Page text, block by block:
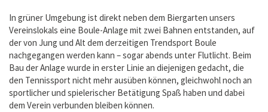
In grüner Umgebung ist direkt neben dem Biergarten unsers
Vereinslokals eine Boule-Anlage mit zwei Bahnen entstanden, auf
der von Jung und Alt dem derzeitigen Trendsport Boule
nachgegangen werden kann – sogar abends unter Flutlicht. Beim
Bau der Anlage wurde in erster Linie an diejenigen gedacht, die
den Tennissport nicht mehr ausüben können, gleichwohl noch an
sportlicher und spielerischer Betätigung Spaß haben und dabei
dem Verein verbunden bleiben können.